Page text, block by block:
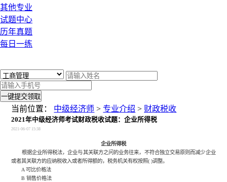
其他专业
试题中心
历年真题
每日一练
一键提交领取
当前位置： 中级经济师 >专业介绍 > 财政税收
2021年中级经济师考试财政税收试题：企业所得税
2021-06-07 15:38
企业所得税
根据企业所得税法，企业与其关联方之问的业务往来，不符合独立交易原则而减少企业
或者其关联方的应纳税收入或者所得额的，税务机关有权按照( )调整。
A 可比价格法
B 销售价格法